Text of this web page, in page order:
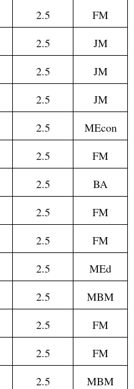
2.5
FM
2.5
JM
2.5
JM
2.5
JM
2.5
MEcon
2.5
FM
2.5
BA
2.5
FM
2.5
FM
2.5
MEd
2.5
MBM
2.5
FM
2.5
FM
2.5 MBM